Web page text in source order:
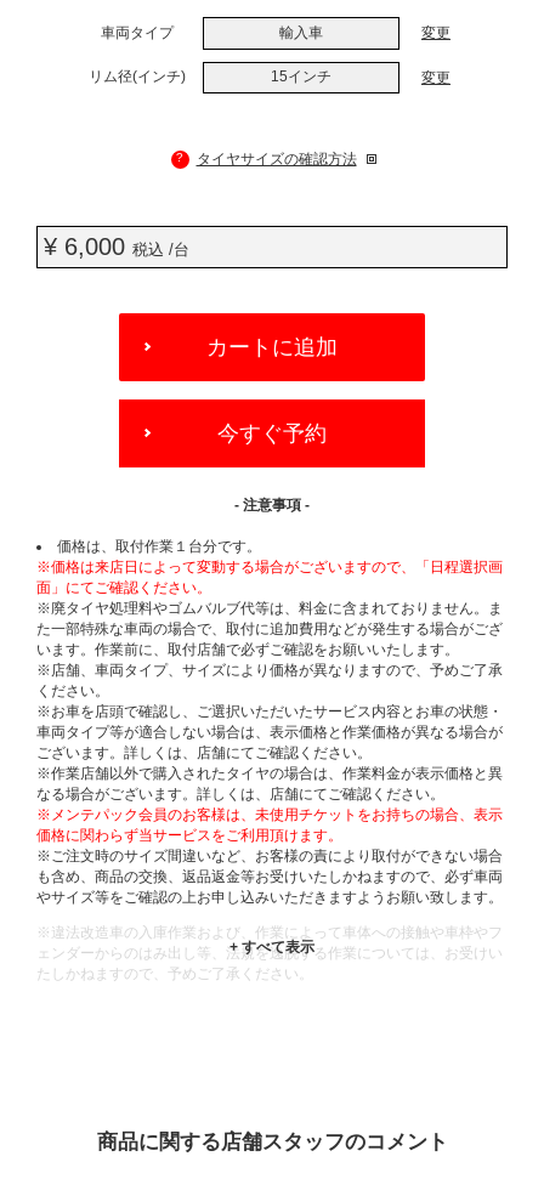
車両タイプ 輸入車 変更
リム径(インチ) 15インチ 変更
? タイヤサイズの確認方法
¥ 6,000 税込 /台
OPTIONS
カートに追加
今すぐ予約
- 注意事項 -
価格は、取付作業１台分です。
※価格は来店日によって変動する場合がございますので、「日程選択画
面」にてご確認ください。
※廃タイヤ処理料やゴムバルブ代等は、料金に含まれておりません。ま
た一部特殊な車両の場合で、取付に追加費用などが発生する場合がござ
います。作業前に、取付店舗で必ずご確認をお願いいたします。
※店舗、車両タイプ、サイズにより価格が異なりますので、予めご了承
ください。
※お車を店頭で確認し、ご選択いただいたサービス内容とお車の状態・
車両タイプ等が適合しない場合は、表示価格と作業価格が異なる場合が
ございます。詳しくは、店舗にてご確認ください。
※作業店舗以外で購入されたタイヤの場合は、作業料金が表示価格と異
なる場合がございます。詳しくは、店舗にてご確認ください。
※メンテパック会員のお客様は、未使用チケットをお持ちの場合、表示
価格に関わらず当サービスをご利用頂けます。
※ご注文時のサイズ間違いなど、お客様の責により取付ができない場合
も含め、商品の交換、返品返金等お受けいたしかねますので、必ず車両
やサイズ等をご確認の上お申し込みいただきますようお願い致します。
※違法改造車の入庫作業および、作業によって車体への接触や車枠やフ
ェンダーからのはみ出し等、法規を逸脱する作業については、お受けい
たしかねますので、予めご了承ください。
商品に関する店舗スタッフのコメント